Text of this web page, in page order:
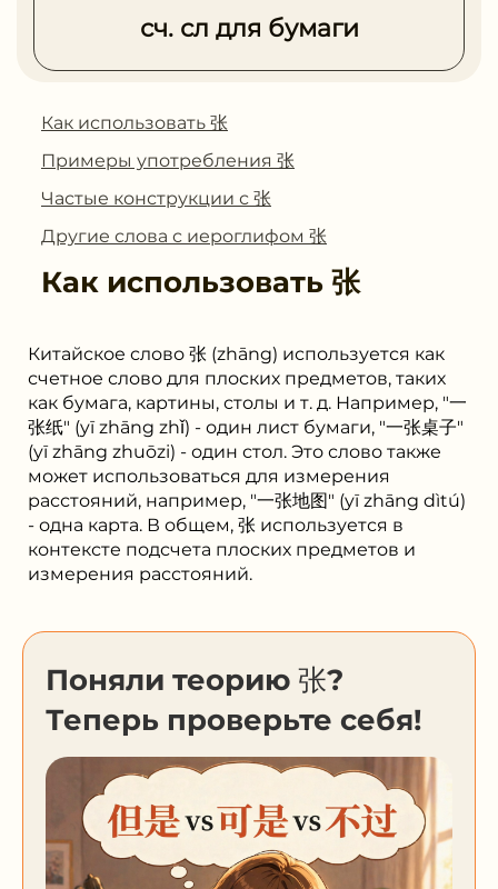
сч. сл для бумаги
Как использовать 张
Примеры употребления 张
Частые конструкции с 张
Другие слова с иероглифом 张
Как использовать 张
Китайское слово 张 (zhāng) используется как
счетное слово для плоских предметов, таких
как бумага, картины, столы и т. д. Например, "一
张纸" (yī zhāng zhǐ) - один лист бумаги, "一张桌子"
(yī zhāng zhuōzi) - один стол. Это слово также
может использоваться для измерения
расстояний, например, "一张地图" (yī zhāng dìtú)
- одна карта. В общем, 张 используется в
контексте подсчета плоских предметов и
измерения расстояний.
Поняли теорию 张?
Теперь проверьте себя!